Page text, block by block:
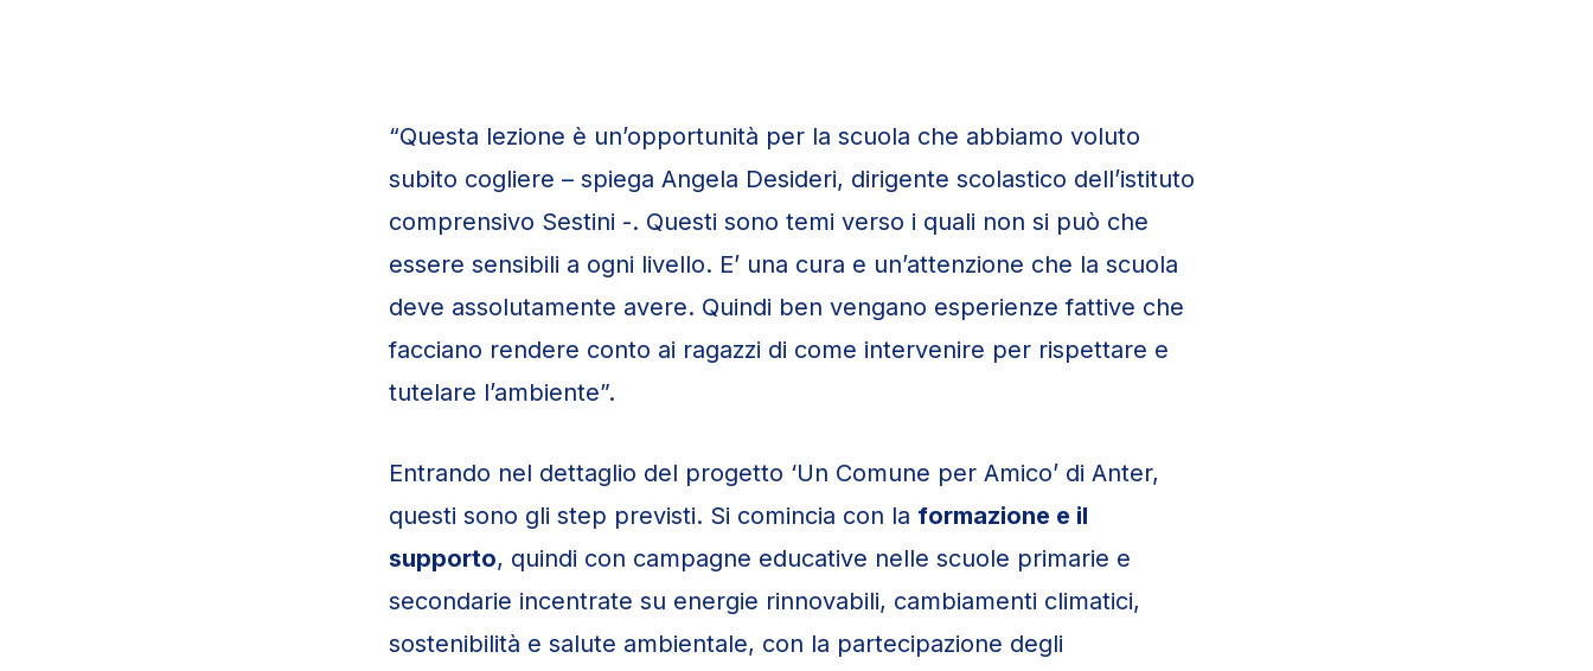
“Questa lezione è un’opportunità per la scuola che abbiamo voluto
subito cogliere – spiega Angela Desideri, dirigente scolastico dell’istituto
comprensivo Sestini -. Questi sono temi verso i quali non si può che
essere sensibili a ogni livello. E’ una cura e un’attenzione che la scuola
deve assolutamente avere. Quindi ben vengano esperienze fattive che
facciano rendere conto ai ragazzi di come intervenire per rispettare e
tutelare l’ambiente”.
Entrando nel dettaglio del progetto ‘Un Comune per Amico’ di Anter,
questi sono gli step previsti. Si comincia con la formazione e il
supporto, quindi con campagne educative nelle scuole primarie e
secondarie incentrate su energie rinnovabili, cambiamenti climatici,
sostenibilità e salute ambientale, con la partecipazione degli